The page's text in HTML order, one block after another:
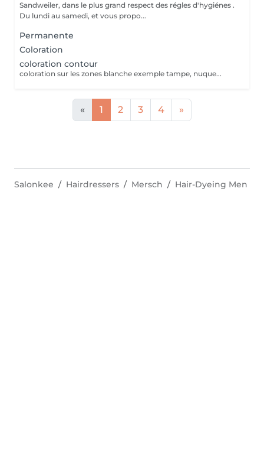
Sandweiler, dans le plus grand respect des régles d'hygiénes .
Du lundi au samedi, et vous propo...
Permanente
Coloration
coloration contour
coloration sur les zones blanche exemple tampe, nuque...
« 1 2 3 4 »
Salonkee Hairdressers Mersch Hair-Dyeing Men